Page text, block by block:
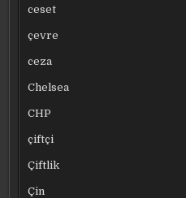
ceset
çevre
ceza
Chelsea
CHP
çiftçi
Çiftlik
Çin